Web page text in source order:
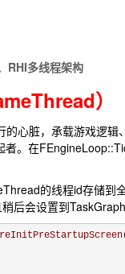
RHI多线程架构
）
心脏，承载游戏逻辑
者。在
的线程id存储到
后会设置到TaskGraph